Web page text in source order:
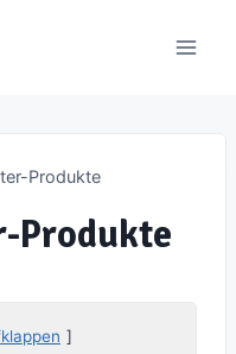
Produkte
Produkte